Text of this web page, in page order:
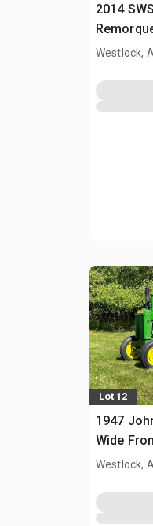
2014
Westlock,
Lot 12
1947
Wide
collection
Westlock,